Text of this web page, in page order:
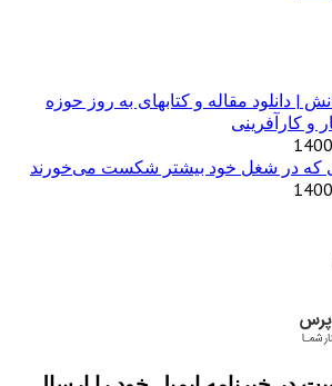
| دانلود مقاله و کتابهای به روز حوزه
و کارآفرینی